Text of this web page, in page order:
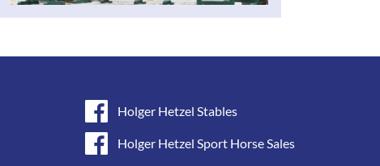
Holger Hetzel Stables
Holger Hetzel Sport Horse Sales